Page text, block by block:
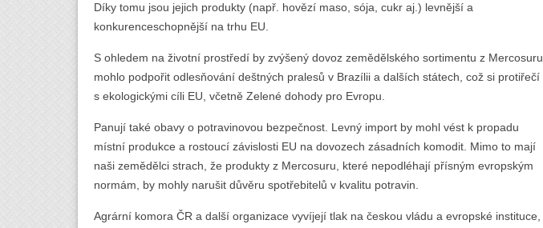
Díky tomu jsou jejich produkty (např. hovězí maso, sója, cukr aj.) levnější a
konkurenceschopnější na trhu EU.
S ohledem na životní prostředí by zvýšený dovoz zemědělského sortimentu z Mercosuru
mohlo podpořit odlesňování deštných pralesů v Brazílii a dalších státech, což si protiřečí
s ekologickými cíli EU, včetně Zelené dohody pro Evropu.
Panují také obavy o potravinovou bezpečnost. Levný import by mohl vést k propadu
místní produkce a rostoucí závislosti EU na dovozech zásadních komodit. Mimo to mají
naši zemědělci strach, že produkty z Mercosuru, které nepodléhají přísným evropským
normám, by mohly narušit důvěru spotřebitelů v kvalitu potravin.
Agrární komora ČR a další organizace vyvíjejí tlak na českou vládu a evropské instituce,